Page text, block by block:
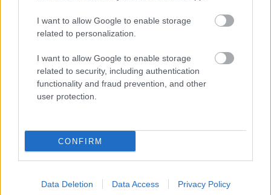
I want to allow Google to enable storage
related to personalization.
I want to allow Google to enable storage
related to security, including authentication
functionality and fraud prevention, and other
user protection.
CONFIRM
Data Deletion Data Access Privacy Policy
Δείτε ένα όμορφο βίντεο για τη
Σαγιάδα